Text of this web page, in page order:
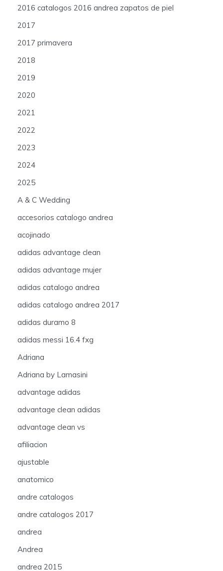
2016 catalogos 2016 andrea zapatos de piel
2017
2017 primavera
2018
2019
2020
2021
2022
2023
2024
2025
A & C Wedding
accesorios catalogo andrea
acojinado
adidas advantage clean
adidas advantage mujer
adidas catalogo andrea
adidas catalogo andrea 2017
adidas duramo 8
adidas messi 16.4 fxg
Adriana
Adriana by Lamasini
advantage adidas
advantage clean adidas
advantage clean vs
afiliacion
ajustable
anatomico
andre catalogos
andre catalogos 2017
andrea
Andrea
andrea 2015